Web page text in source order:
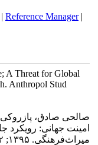
|Reference Manager
A Threat for Global
Anthropol Stud
صالحی صادق، پازروکی
امینت جهانی: رویکرد
میراث‌فرهنگی. ۱۳۹۵; ۲ (۲) :۱۲۹-۱۴۹